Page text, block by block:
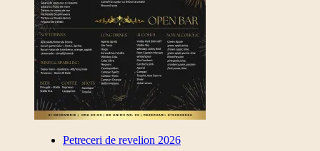
Petreceri de revelion 2026